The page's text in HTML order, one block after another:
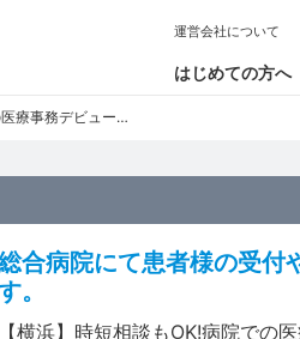
はじめての方へ
運営会社について
務デビューを応援!
合病院にて患者様の受付
。
【横浜】時短相談もOK!病院での